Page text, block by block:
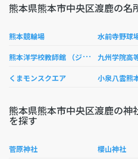
熊本県熊本市中央区渡鹿の名
熊本競輪場 水前寺野球
熊
本洋学校教師館 （ジェーンズ邸 日赤記念館）
くまモンスクエア 小泉八雲熊
熊本県熊本市中央区渡鹿の神
を探す
菅原神社 櫻山神社